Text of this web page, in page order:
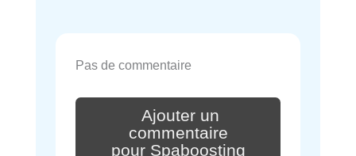
Pas de commentaire
Ajouter un
commentaire
pour Spaboosting